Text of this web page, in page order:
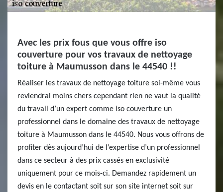
Avec les prix fous que vous offre iso
couverture pour vos travaux de nettoyage
toiture à Maumusson dans le 44540 !!
Réaliser les travaux de nettoyage toiture soi-même vous
reviendrai moins chers cependant rien ne vaut la qualité
du travail d’un expert comme iso couverture un
professionnel dans le domaine des travaux de nettoyage
toiture à Maumusson dans le 44540. Nous vous offrons de
profiter dès aujourd’hui de l’expertise d’un professionnel
dans ce secteur à des prix cassés en exclusivité
uniquement pour ce mois-ci. Demandez rapidement un
devis en le contactant soit sur son site internet soit sur